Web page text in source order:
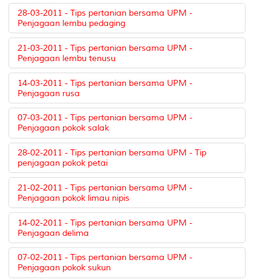
28-03-2011 - Tips pertanian bersama UPM -
Penjagaan lembu pedaging
21-03-2011 - Tips pertanian bersama UPM -
Penjagaan lembu tenusu
14-03-2011 - Tips pertanian bersama UPM -
Penjagaan rusa
07-03-2011 - Tips pertanian bersama UPM -
Penjagaan pokok salak
28-02-2011 - Tips pertanian bersama UPM - Tip
penjagaan pokok petai
21-02-2011 - Tips pertanian bersama UPM -
Penjagaan pokok limau nipis
14-02-2011 - Tips pertanian bersama UPM -
Penjagaan delima
07-02-2011 - Tips pertanian bersama UPM -
Penjagaan pokok sukun